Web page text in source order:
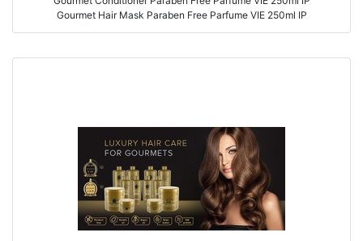
Gourmet Hair Mask Paraben Free Parfume VIE 250ml IP
Singularity Crystal Serum 150ml